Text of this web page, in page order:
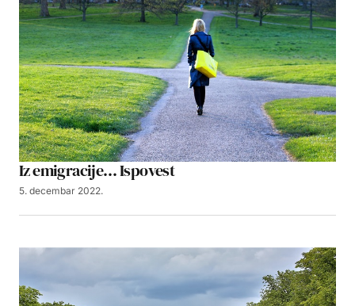
Iz emigracije… Ispovest
5. decembar 2022.